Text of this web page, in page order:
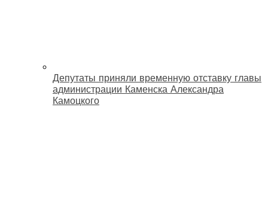
Депутаты приняли временную отставку главы
администрации Каменска Александра
Камоцкого